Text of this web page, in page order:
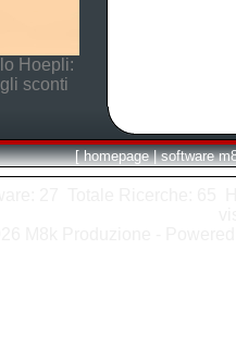
Hoepli:
sconti
[ homepage | software